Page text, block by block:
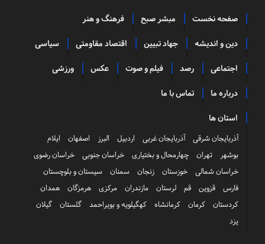
صفحه نخست مبشر صبح فرهنگ و هنر
دین و اندیشه جهاد تبیین اقتصاد مقاومتی سیاسی
اجتماعی رصد فیلم و صوت عکس ورزشی
درباره ما تماس با ما
استان ها
آذربایجان شرقی آذربایجان غربی اردبیل البرز اصفهان
ایلام
بوشهر
تهران چهارمحال و بختیاری خراسان جنوبی
خراسان رضوی
خراسان شمالی
خوزستان زنجان سمنان
سیستان و بلوچستان
فارس
قزوین قم لرستان مازندران مرکزی هرمزگان
همدان
کردستان
کرمان کرمانشاه کهگیلویه و بویراحمد گلستان
گیلان
یزد